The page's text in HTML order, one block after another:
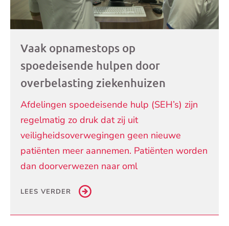
Vaak opnamestops op
spoedeisende hulpen door
overbelasting ziekenhuizen
Afdelingen spoedeisende hulp (SEH’s) zijn
regelmatig zo druk dat zij uit
veiligheidsoverwegingen geen nieuwe
patiënten meer aannemen. Patiënten worden
dan doorverwezen naar oml
LEES VERDER